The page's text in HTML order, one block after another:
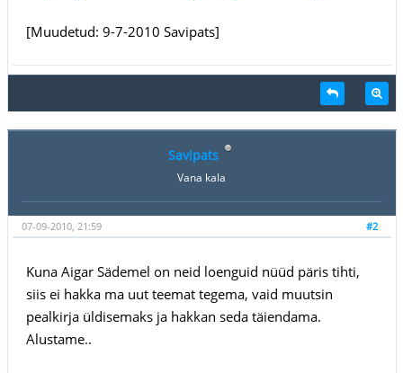
[Muudetud: 9-7-2010 Savipats]
Savipats
Vana kala
#2
07-09-2010, 21:59
Kuna Aigar Sädemel on neid loenguid nüüd päris tihti,
siis ei hakka ma uut teemat tegema, vaid muutsin
pealkirja üldisemaks ja hakkan seda täiendama.
Alustame..